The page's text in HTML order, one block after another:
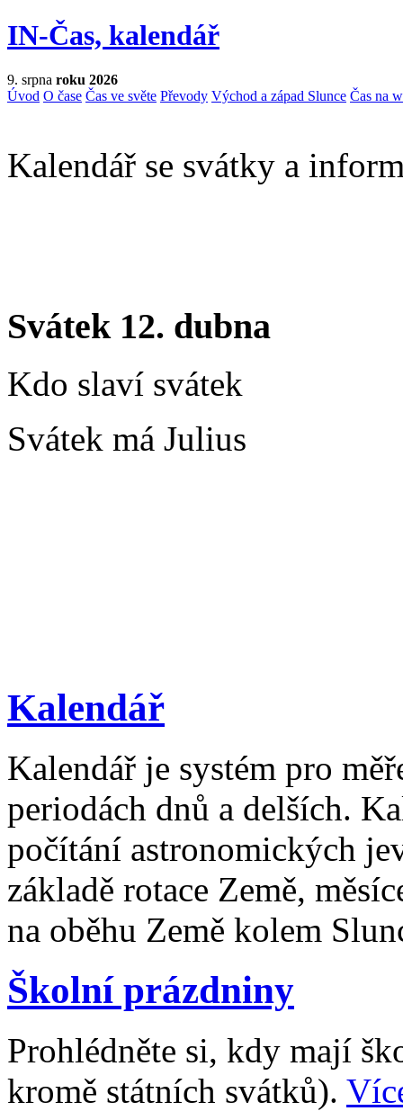
IN-Čas, kalendář
9. srpna roku 2026
Úvod O čase Čas ve světe Převody Východ a západ Slunce Čas na
Kalendář se svátky a
Svátek 12. dubna
Kdo slaví svátek
Svátek má Julius
Kalendář
Kalendář je systém pro
periodách dnů a delších.
počítání astronomických
základě rotace Země,
na oběhu Země kolem
Školní prázdniny
Prohlédněte si, kdy mají
kromě státních svátků).